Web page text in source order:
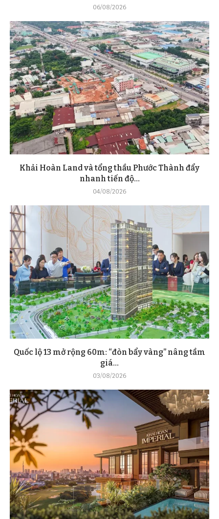
06/08/2026
Khải Hoàn Land và tổng thầu Phước Thành đẩy
nhanh tiến độ...
04/08/2026
Quốc lộ 13 mở rộng 60m: “đòn bẩy vàng” nâng tầm
giá...
03/08/2026